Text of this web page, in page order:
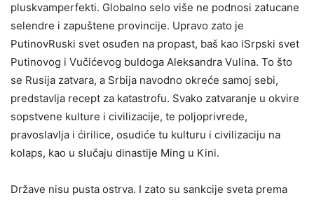
pluskvamperfekti. Globalno selo više ne podnosi zatucane
selendre i zapuštene provincije. Upravo zato je
PutinovRuski svet osuđen na propast, baš kao iSrpski svet
Putinovog i Vučićevog buldoga Aleksandra Vulina. To što
se Rusija zatvara, a Srbija navodno okreće samoj sebi,
predstavlja recept za katastrofu. Svako zatvaranje u okvire
sopstvene kulture i civilizacije, te poljoprivrede,
pravoslavlja i ćirilice, osudiće tu kulturu i civilizaciju na
kolaps, kao u slučaju dinastije Ming u Kini.
Države nisu pusta ostrva. I zato su sankcije sveta prema